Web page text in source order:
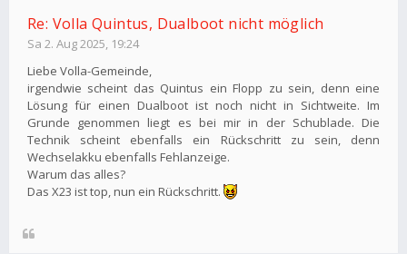
Re: Volla Quintus, Dualboot nicht möglich
Sa 2. Aug 2025, 19:24
Liebe Volla-Gemeinde,
irgendwie scheint das Quintus ein Flopp zu sein, denn eine
Lösung für einen Dualboot ist noch nicht in Sichtweite. Im
Grunde genommen liegt es bei mir in der Schublade. Die
Technik scheint ebenfalls ein Rückschritt zu sein, denn
Wechselakku ebenfalls Fehlanzeige.
Warum das alles?
Das X23 ist top, nun ein Rückschritt.